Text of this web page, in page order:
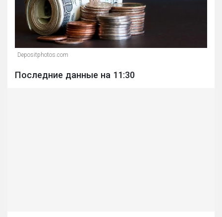
Depositphotos.com
Последние данные на 11:30